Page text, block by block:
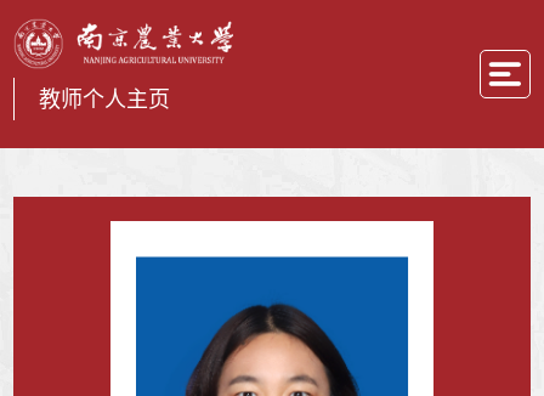
教师个人主页